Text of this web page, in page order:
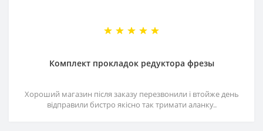
Комплект прокладок редуктора фрезы
Хороший магазин після заказу перезвонили і втойже день
відправили бистро якісно так тримати аланку..